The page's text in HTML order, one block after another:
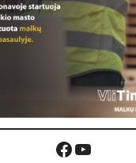
Facebook
YouTube